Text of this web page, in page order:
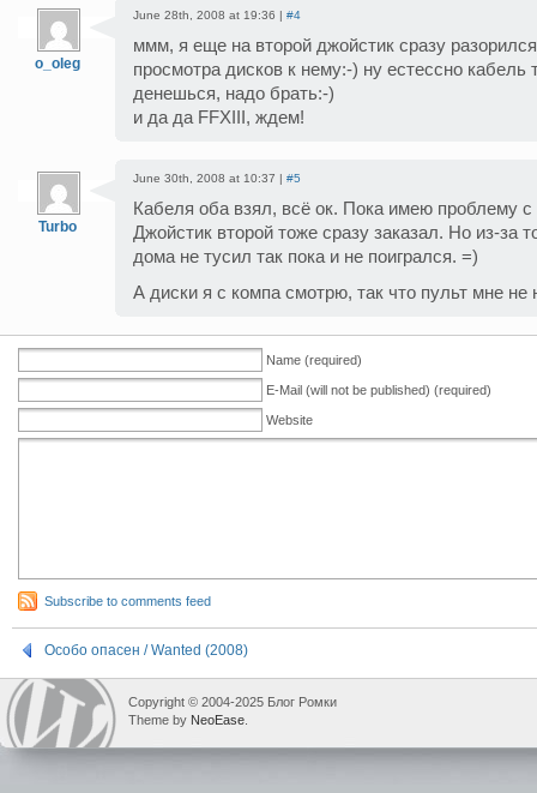
o_oleg
June 28th, 2008 at 19:36 | #4
ммм, я еще на второй джойстик сразу
просмотра дисков к нему:-) ну естессно кабель
денешься, надо брать:-)
и да да FFXIII, ждем!
Turbo
June 30th, 2008 at 10:37 | #5
Кабеля оба взял, всё ок. Пока имею проблему с
Джойстик второй тоже сразу заказал. Но из-за
дома не тусил так пока и не поигрался. =)
А диски я с компа смотрю, так что пульт мне не
Name (required)
E-Mail (will not be published) (required)
Website
Subscribe to comments feed
Особо опасен / Wanted (2008)
Copyright © 2004-2025 Блог Ромки
Theme by NeoEase